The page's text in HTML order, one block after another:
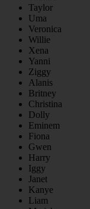
Taylor
Uma
Veronica
Willie
Xena
Yanni
Ziggy
Alanis
Britney
Christina
Dolly
Eminem
Fiona
Gwen
Harry
Iggy
Janet
Kanye
Liam